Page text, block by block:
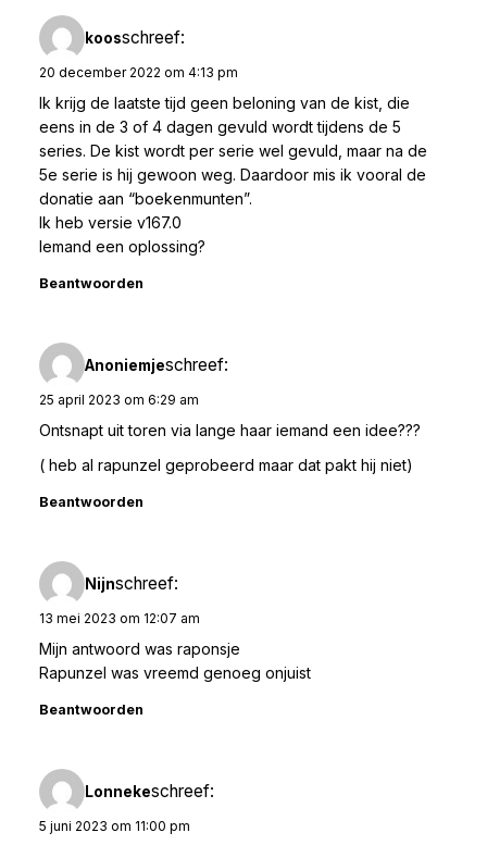
koosschreef:
20 december 2022 om 4:13 pm
Ik krijg de laatste tijd geen beloning van de kist, die
eens in de 3 of 4 dagen gevuld wordt tijdens de 5
series. De kist wordt per serie wel gevuld, maar na de
5e serie is hij gewoon weg. Daardoor mis ik vooral de
donatie aan “boekenmunten”.
Ik heb versie v167.0
Iemand een oplossing?
Beantwoorden
Anoniemjeschreef:
25 april 2023 om 6:29 am
Ontsnapt uit toren via lange haar iemand een idee???
( heb al rapunzel geprobeerd maar dat pakt hij niet)
Beantwoorden
Nijnschreef:
13 mei 2023 om 12:07 am
Mijn antwoord was raponsje
Rapunzel was vreemd genoeg onjuist
Beantwoorden
Lonnekeschreef:
5 juni 2023 om 11:00 pm